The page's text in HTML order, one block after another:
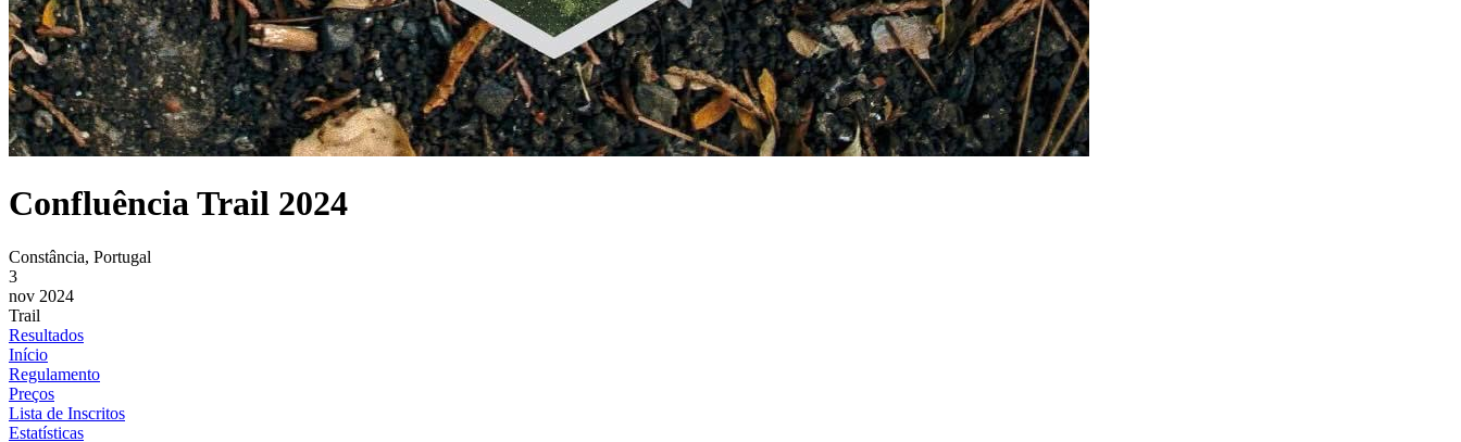
Confluência Trail 2024
Constância, Portugal
3
nov 2024
Trail
Resultados
Início
Regulamento
Preços
Lista de Inscritos
Estatísticas